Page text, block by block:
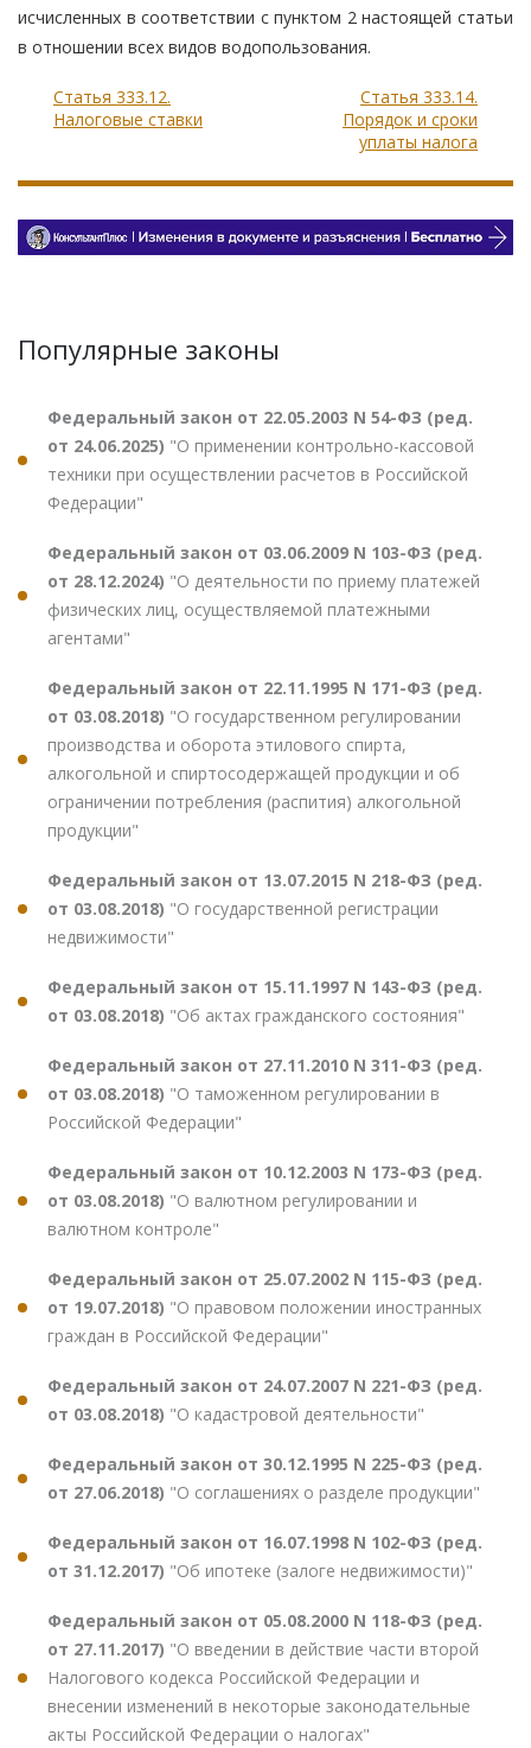
исчисленных в соответствии с пунктом 2 настоящей статьи
в отношении всех видов водопользования.
Статья 333.12.
Налоговые ставки
Статья 333.14.
Порядок и сроки
уплаты налога
Популярные законы
Федеральный закон от 22.05.2003 N 54-ФЗ (ред.
от 24.06.2025) "О применении контрольно-кассовой
техники при осуществлении расчетов в Российской
Федерации"
Федеральный закон от 03.06.2009 N 103-ФЗ (ред.
от 28.12.2024) "О деятельности по приему платежей
физических лиц, осуществляемой платежными
агентами"
Федеральный закон от 22.11.1995 N 171-ФЗ (ред.
от 03.08.2018) "О государственном регулировании
производства и оборота этилового спирта,
алкогольной и спиртосодержащей продукции и об
ограничении потребления (распития) алкогольной
продукции"
Федеральный закон от 13.07.2015 N 218-ФЗ (ред.
от 03.08.2018) "О государственной регистрации
недвижимости"
Федеральный закон от 15.11.1997 N 143-ФЗ (ред.
от 03.08.2018) "Об актах гражданского состояния"
Федеральный закон от 27.11.2010 N 311-ФЗ (ред.
от 03.08.2018) "О таможенном регулировании в
Российской Федерации"
Федеральный закон от 10.12.2003 N 173-ФЗ (ред.
от 03.08.2018) "О валютном регулировании и
валютном контроле"
Федеральный закон от 25.07.2002 N 115-ФЗ (ред.
от 19.07.2018) "О правовом положении иностранных
граждан в Российской Федерации"
Федеральный закон от 24.07.2007 N 221-ФЗ (ред.
от 03.08.2018) "О кадастровой деятельности"
Федеральный закон от 30.12.1995 N 225-ФЗ (ред.
от 27.06.2018) "О соглашениях о разделе продукции"
Федеральный закон от 16.07.1998 N 102-ФЗ (ред.
от 31.12.2017) "Об ипотеке (залоге недвижимости)"
Федеральный закон от 05.08.2000 N 118-ФЗ (ред.
от 27.11.2017) "О введении в действие части второй
Налогового кодекса Российской Федерации и
внесении изменений в некоторые законодательные
акты Российской Федерации о налогах"